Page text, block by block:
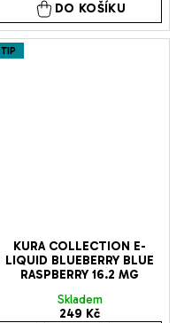
DO KOŠÍKU
TIP
KURA COLLECTION E-
LIQUID BLUEBERRY BLUE
RASPBERRY 16.2 MG
Skladem
249 Kč